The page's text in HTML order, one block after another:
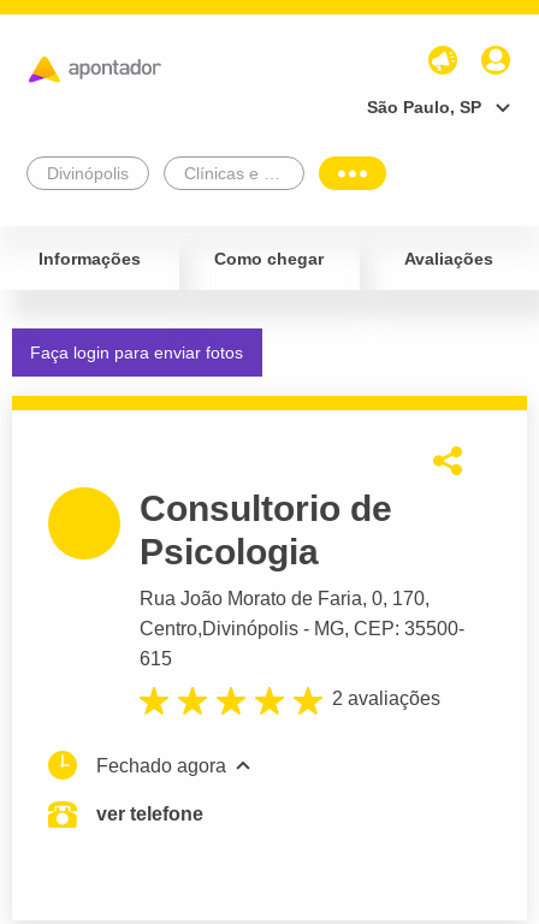
São Paulo, SP
Divinópolis
Informações Como chegar Avaliações
Faça login para enviar fotos
Consultorio de
Psicologia
Rua João Morato de Faria, 0, 170,
Centro,Divinópolis - MG, CEP: 35500-
615
2 avaliações
Fechado agora
ver telefone